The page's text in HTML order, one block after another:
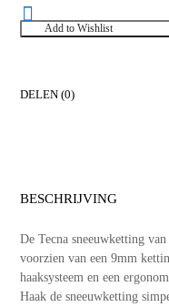
Add to Wishlist
DELEN (0)
BESCHRIJVING
De Tecna sneeuwketting
voorzien van een 9mm
haaksysteem en een
Haak de sneeuwketting